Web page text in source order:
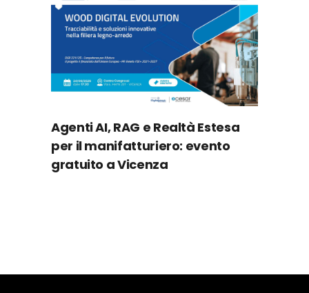
Agenti AI, RAG e Realtà Estesa
per il manifatturiero: evento
gratuito a Vicenza